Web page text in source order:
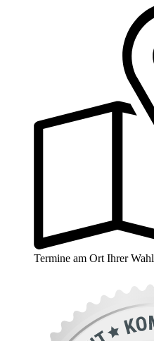
Termine am Ort Ihrer Wahl